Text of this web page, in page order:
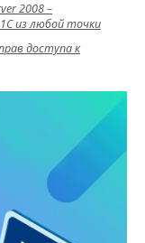
2008 –
из любой точки
доступа к